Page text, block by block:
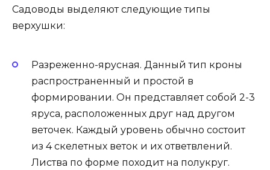
Садоводы выделяют следующие типы
верхушки:
Разреженно-ярусная. Данный тип кроны
распространенный и простой в
формировании. Он представляет собой 2-3
яруса, расположенных друг над другом
веточек. Каждый уровень обычно состоит
из 4 скелетных веток и их ответвлений.
Листва по форме походит на полукруг.